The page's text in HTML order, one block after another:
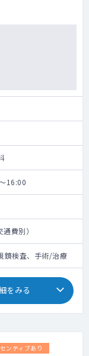
16:00
費別）
鏡検査、手術/治療
をみる
ンティブあり